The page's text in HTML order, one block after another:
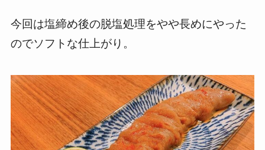
今回は塩締め後の脱塩処理をやや長めにやった
のでソフトな仕上がり。